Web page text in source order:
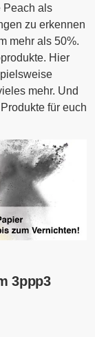
Peach als
zu erkennen
mehr als 50%.
Hier
mehr. Und
für euch
3ppp3